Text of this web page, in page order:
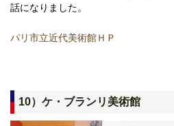
話になりました。
パリ市立近代美術館ＨＰ
10）ケ・ブランリ美術館